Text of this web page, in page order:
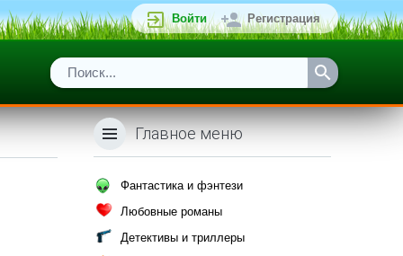
Войти Регистрация
Главное меню
Фантастика и фэнтези
Любовные романы
Детективы и триллеры